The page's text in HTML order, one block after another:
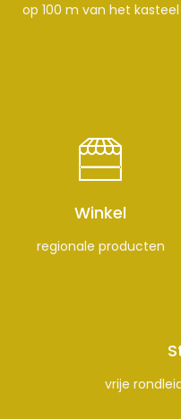
op 100 m van het kasteel
Winkel
regionale producten
vrije